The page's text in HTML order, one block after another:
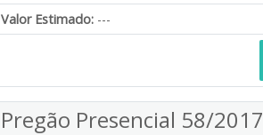
Valor Estimado: ---
Pregão Presencial 58/2017